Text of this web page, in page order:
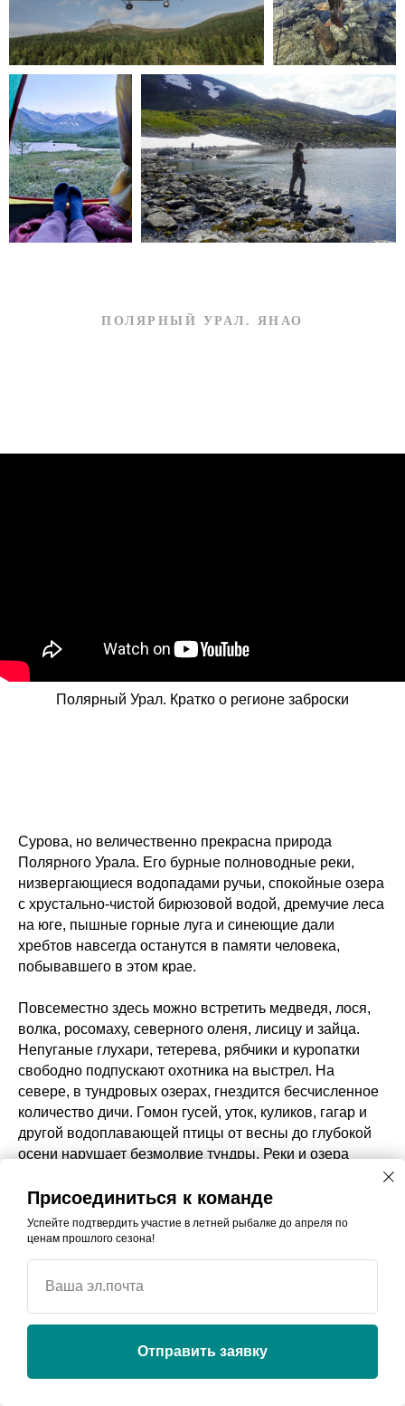
Присоединиться к команде
Успейте подтвердить участие в летней рыбалке до апреля по
ценам прошлого сезона!
Ваша эл.почта
Отправить заявку
ПОЛЯРНЫЙ УРАЛ . ЯНАО
Полярный Урал. Кратко о регионе заброски
Сурова, но величественно прекрасна природа
Полярного Урала. Его бурные полноводные реки,
низвергающиеся водопадами ручьи, спокойные озера
с хрустально-чистой бирюзовой водой, дремучие леса
на юге, пышные горные луга и синеющие дали
хребтов навсегда останутся в памяти человека,
побывавшего в этом крае.
Повсеместно здесь можно встретить медведя, лося,
волка, росомаху, северного оленя, лисицу и зайца.
Непуганые глухари, тетерева, рябчики и куропатки
свободно подпускают охотника на выстрел. На
севере, в тундровых озерах, гнездится бесчисленное
количество дичи. Гомон гусей, уток, куликов, гагар и
другой водоплавающей птицы от весны до глубокой
осени нарушает безмолвие тундры. Реки и озера
тайменем и др. А сколько ягод и грибов поспевает к
концу лета в тайге и тундре!
1